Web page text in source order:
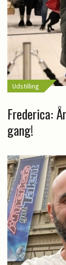
Udstilling
Frederica:
gang!